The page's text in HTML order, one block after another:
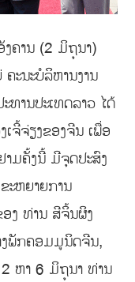
ງຄານ (2 ມິຖຸນາ)
ະນະບໍລິຫານງານ
ທານປະເທດລາວ ໄດ້
ຈີ້ຈ່ຽງຂອງຈີນ ເພື່ອ
ມຄັ້ງນີ້ ມີຈຸດປະສົງ
ະຫຍາຍການ
ງ ທ່ານ ສີຈິ້ນຜິງ
ງພັກຄອມມູນິດຈີນ,
ຫາ 6 ມິຖຸນາ ທ່ານ